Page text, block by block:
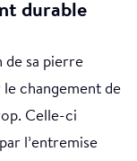
durable
de sa pierre
le changement de
Celle-ci
l’entremise